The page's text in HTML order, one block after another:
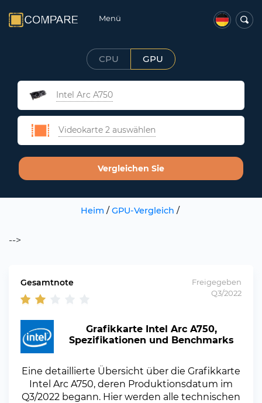
Menü
CPU GPU
Intel Arc A750
Videokarte 2 auswählen
Vergleichen Sie
Heim / GPU-Vergleich /
-->
Gesamtnote
Freigegeben
Q3/2022
Grafikkarte Intel Arc A750,
Spezifikationen und Benchmarks
Eine detaillierte Übersicht über die Grafikkarte
Intel Arc A750, deren Produktionsdatum im
Q3/2022 begann. Hier werden alle technischen